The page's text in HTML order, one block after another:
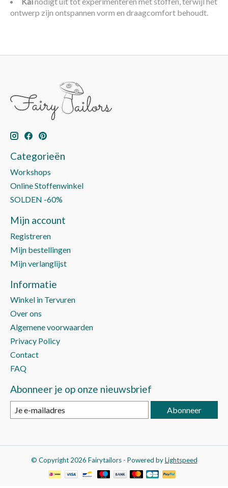
ontwerp zijn ontspannen vorm en draagcomfort behoudt.
Categorieën
Workshops
Online Stoffenwinkel
SOLDEN -60%
Mijn account
Registreren
Mijn bestellingen
Mijn verlanglijst
Informatie
Winkel in Tervuren
Over ons
Algemene voorwaarden
Privacy Policy
Contact
FAQ
Abonneer je op onze nieuwsbrief
Abonneer
© Copyright 2026 Fairytailors - Powered byLightspeed